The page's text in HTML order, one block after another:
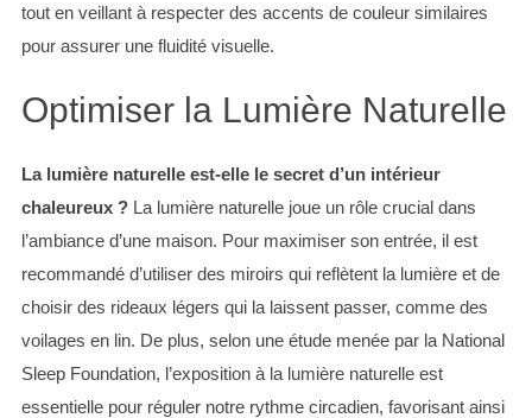
tout en veillant à respecter des accents de couleur similaires
pour assurer une fluidité visuelle.
Optimiser la Lumière Naturelle
La lumière naturelle est-elle le secret d’un intérieur
chaleureux ?La lumière naturelle joue un rôle crucial dans
l’ambiance d’une maison. Pour maximiser son entrée, il est
recommandé d’utiliser des miroirs qui reflètent la lumière et de
choisir des rideaux légers qui la laissent passer, comme des
voilages en lin. De plus, selon une étude menée par la National
Sleep Foundation, l’exposition à la lumière naturelle est
essentielle pour réguler notre rythme circadien, favorisant ainsi